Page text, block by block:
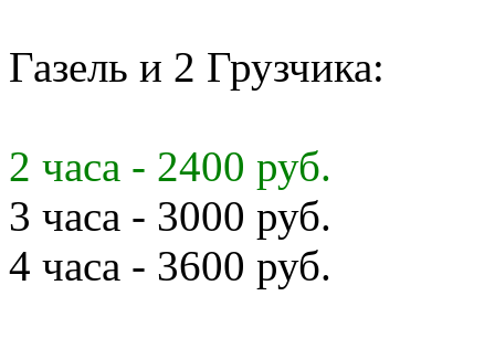
Газель и 2 Грузчика:
2 часа - 2400 руб.
3 часа - 3000 руб.
4 часа - 3600 руб.